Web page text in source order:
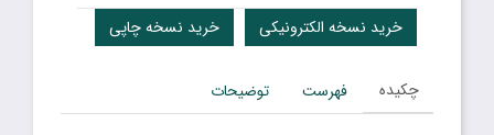
خرید نسخه چاپی
خرید نسخه الکترونیکی
چکیده فهرست توضیحات